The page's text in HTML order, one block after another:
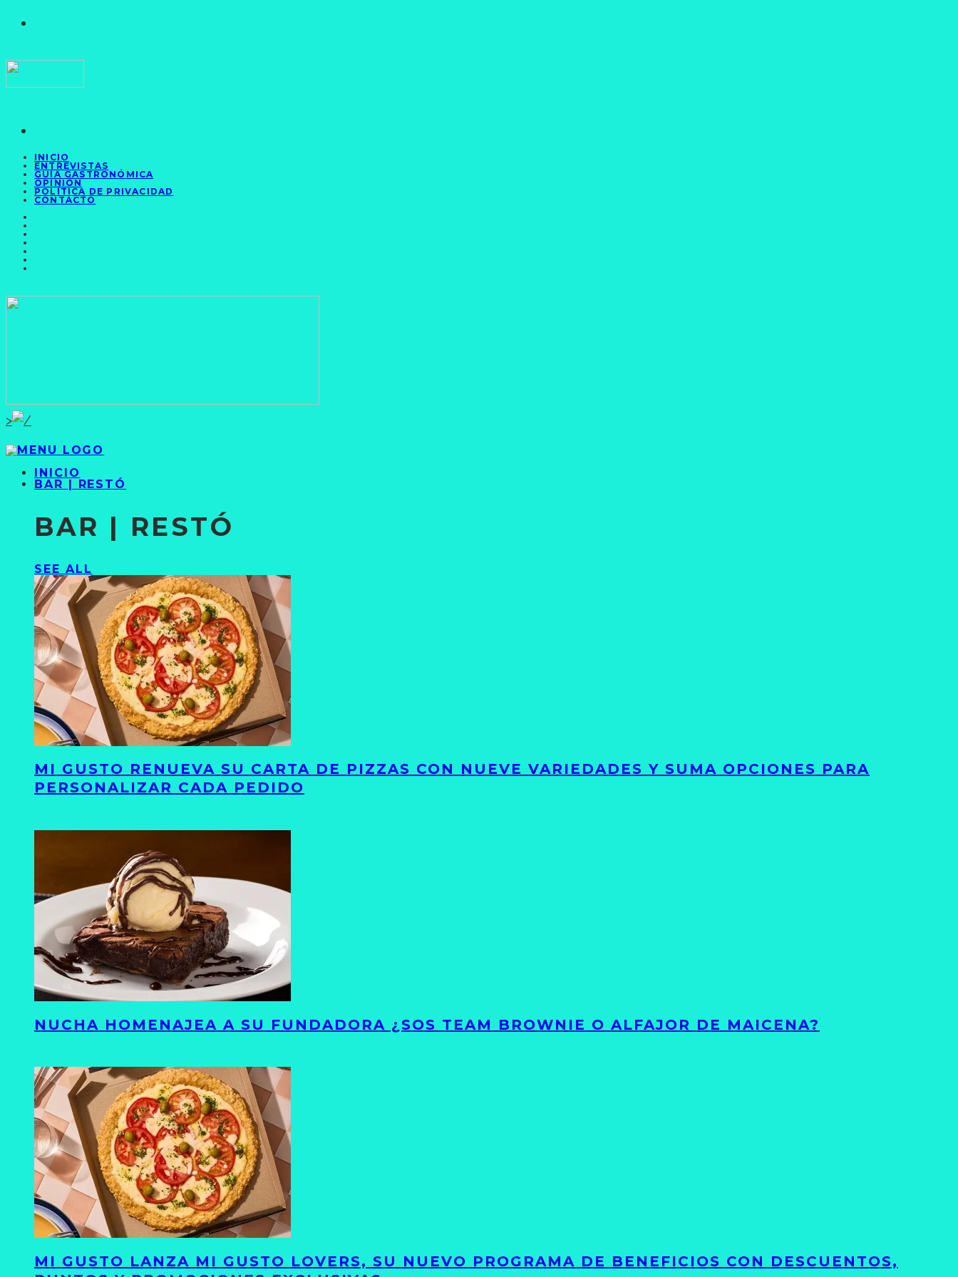
INICIO
ENTREVISTAS
GUÍA GASTRONÓMICA
OPINIÓN
POLÍTICA DE PRIVACIDAD
CONTACTO
>
INICIO
BAR | RESTÓ
BAR | RESTÓ
SEE ALL
MI GUSTO RENUEVA SU CARTA DE PIZZAS CON NUEVE VARIEDADES Y SUMA OPCIONES PARA
PERSONALIZAR CADA PEDIDO
NUCHA HOMENAJEA A SU FUNDADORA ¿SOS TEAM BROWNIE O ALFAJOR DE MAICENA?
MI GUSTO LANZA MI GUSTO LOVERS, SU NUEVO PROGRAMA DE BENEFICIOS CON DESCUENTOS,